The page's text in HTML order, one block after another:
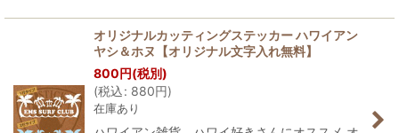
オリジナルカッティングステッカー ハワイアン
ヤシ＆ホヌ【オリジナル文字入れ無料】
800円(税別)
(税込: 880円)
在庫あり